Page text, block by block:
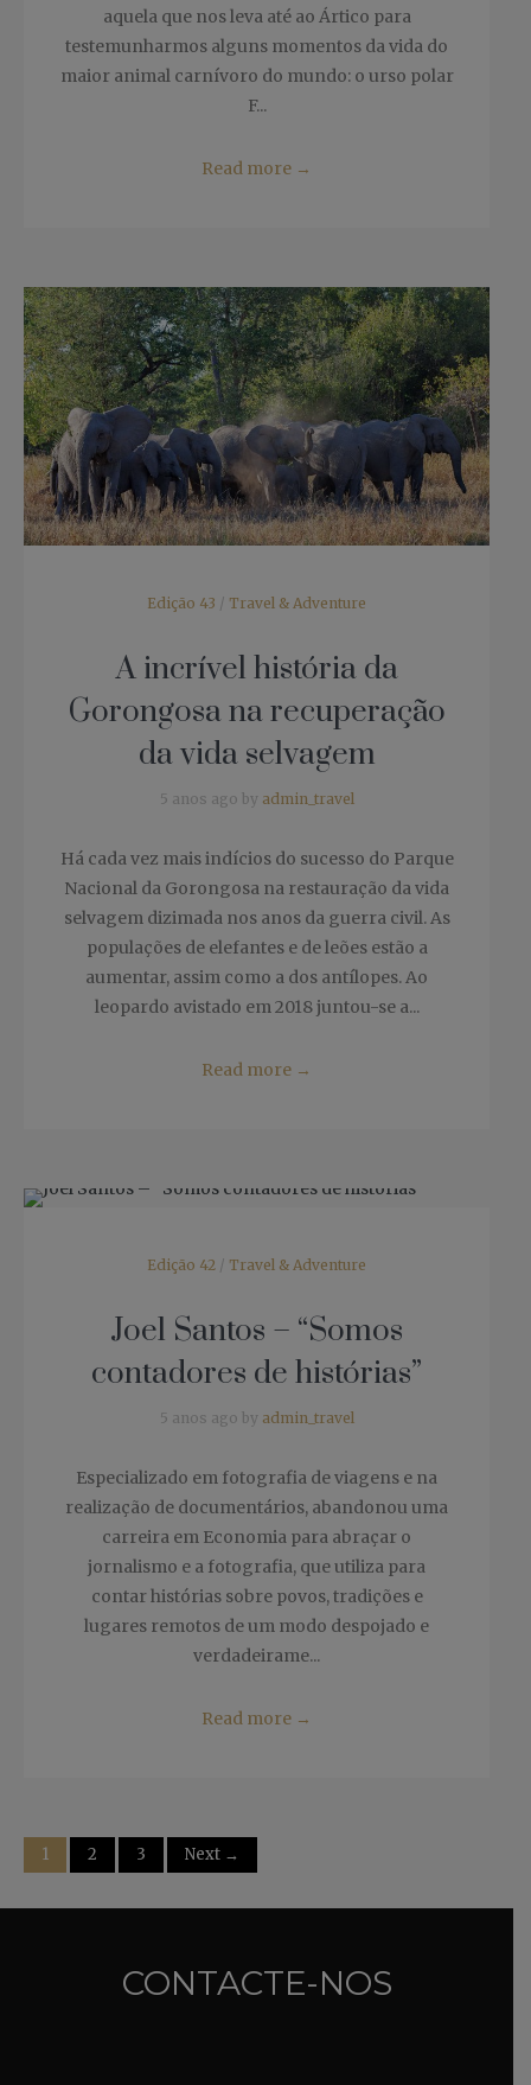
aquela que nos leva até ao Ártico para
testemunharmos alguns momentos da vida do
maior animal carnívoro do mundo: o urso polar
F...
Read more →
Edição 43 / Travel & Adventure
A incrível história da
Gorongosa na recuperação
da vida selvagem
5 anos ago by admin_travel
Há cada vez mais indícios do sucesso do Parque
Nacional da Gorongosa na restauração da vida
selvagem dizimada nos anos da guerra civil. As
populações de elefantes e de leões estão a
aumentar, assim como a dos antílopes. Ao
leopardo avistado em 2018 juntou-se a...
Read more →
Edição 42 / Travel & Adventure
Joel Santos – “Somos
contadores de histórias”
5 anos ago by admin_travel
Especializado em fotografia de viagens e na
realização de documentários, abandonou uma
carreira em Economia para abraçar o
jornalismo e a fotografia, que utiliza para
contar histórias sobre povos, tradições e
lugares remotos de um modo despojado e
verdadeirame...
Read more →
1 2 3 Next →
CONTACTE-NOS